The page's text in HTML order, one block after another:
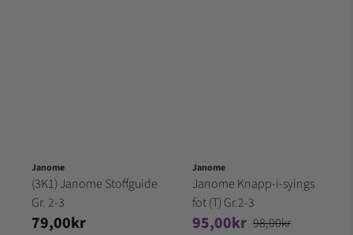
Janome
(3K1) Janome Stoffguide
Gr. 2-3
79,00kr
Janome
Janome Knapp-i-syings
fot (T) Gr.2-3
95,00kr 98,00kr